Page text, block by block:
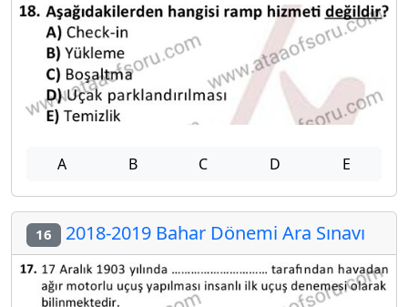
A B C D E
16 2018-2019 Bahar Dönemi Ara Sınavı